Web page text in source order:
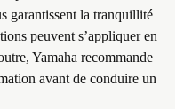
garantissent la tranquillité
peuvent s’appliquer en
Yamaha recommande
avant de conduire un